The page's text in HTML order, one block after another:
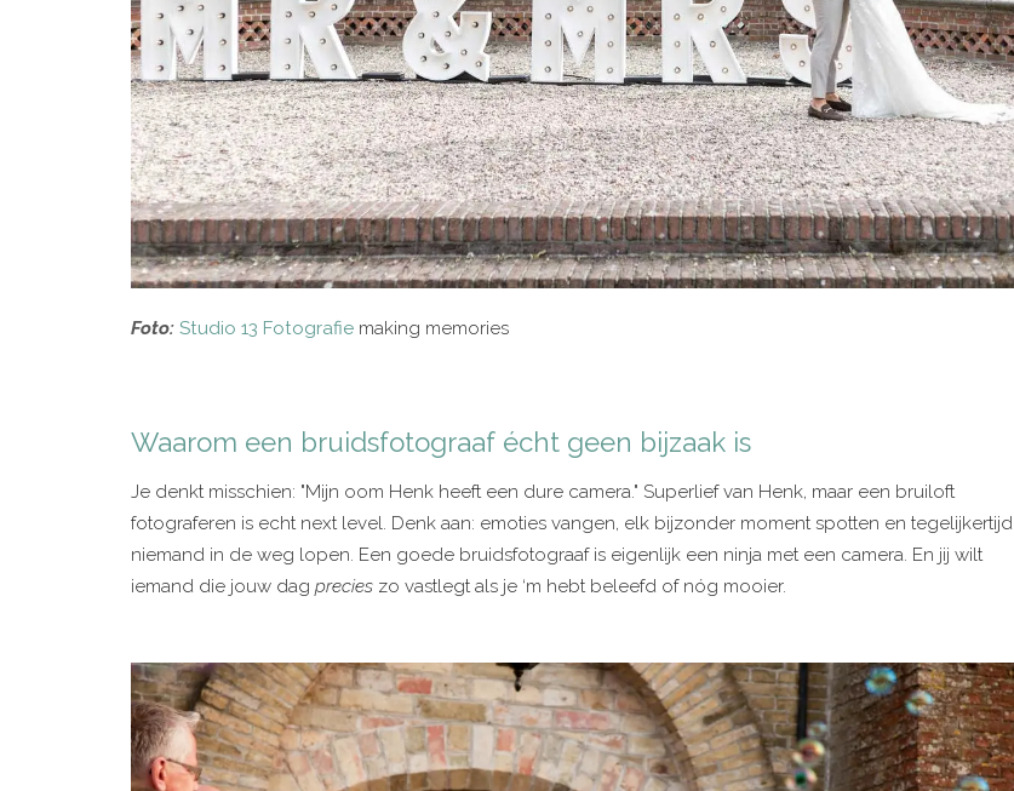
Foto: Studio 13 Fotografiemaking memories
Waarom een bruidsfotograaf écht geen bijzaak is
Je denkt misschien: "Mijn oom Henk heeft een dure camera." Superlief van Henk, maar een bruiloft
fotograferen is echt next level. Denk aan: emoties vangen, elk bijzonder moment spotten en tegelijkertijd
niemand in de weg lopen. Een goede bruidsfotograaf is eigenlijk een ninja met een camera. En jij wilt
iemand die jouw dag precieszo vastlegt als je ‘m hebt beleefd of nóg mooier.